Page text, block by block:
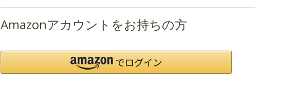
Amazonアカウントをお持ちの方